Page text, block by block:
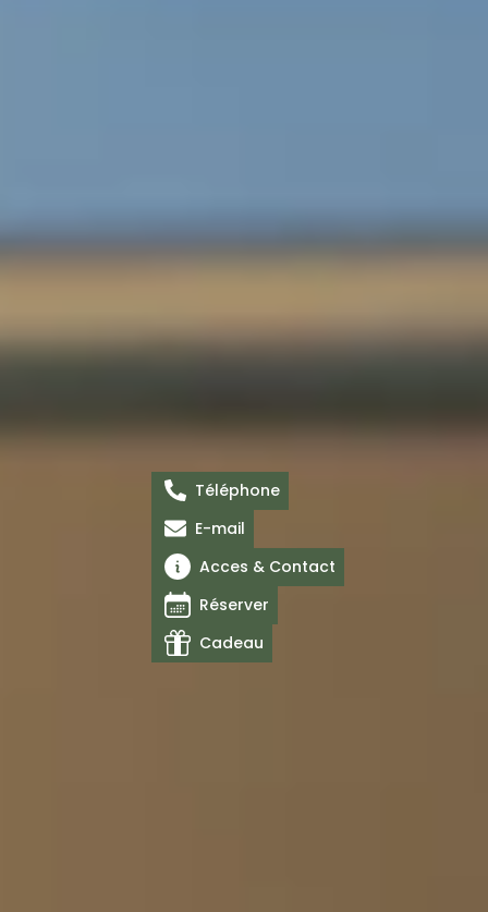
Téléphone
E-mail
Acces & Contact
Réserver
Cadeau